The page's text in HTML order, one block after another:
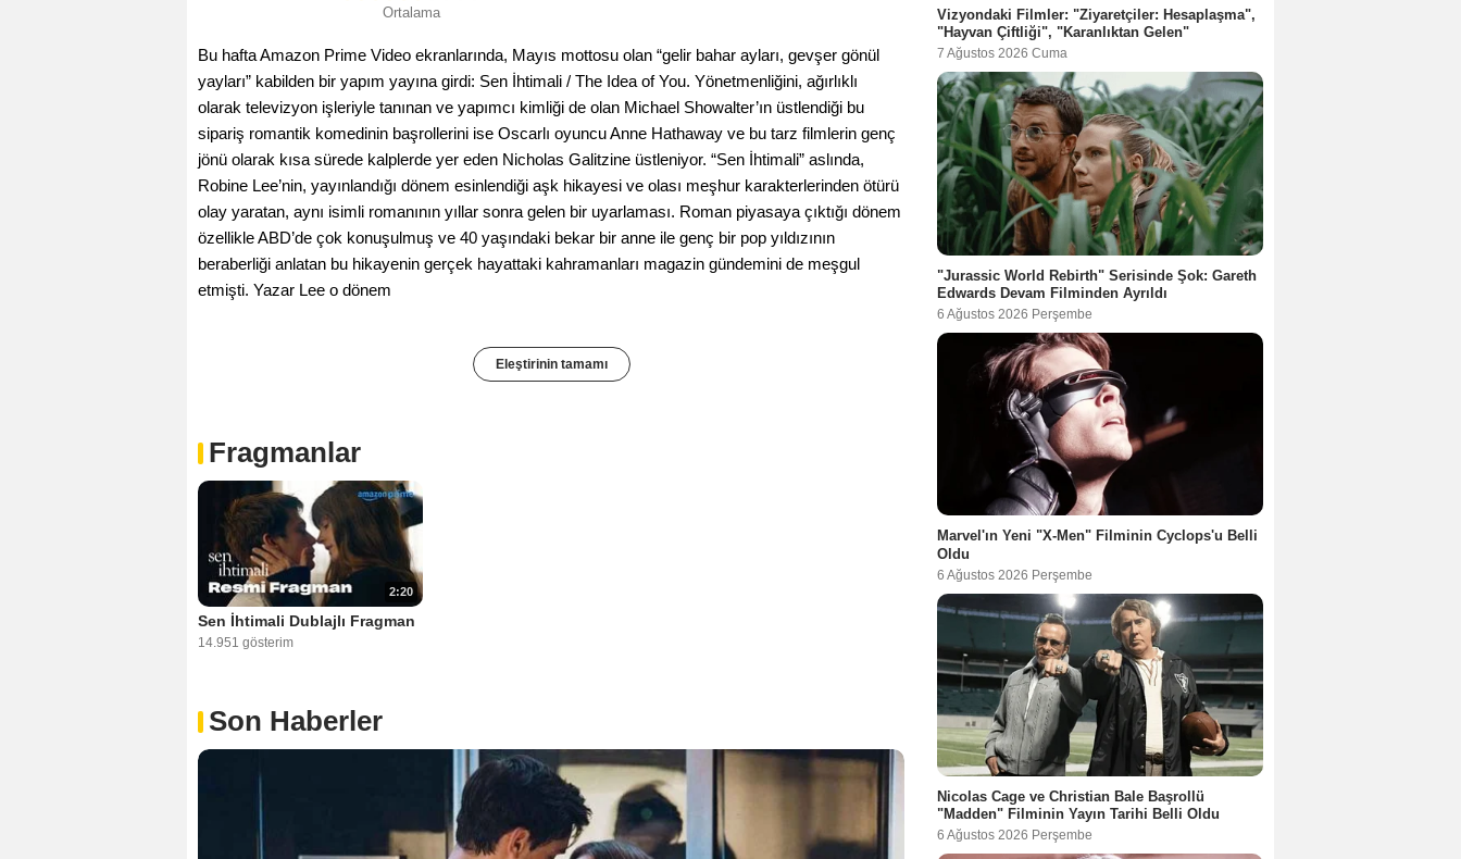
Ortalama
Bu hafta Amazon Prime Video ekranlarında, Mayıs mottosu olan “gelir bahar ayları, gevşer gönül
yayları” kabilden bir yapım yayına girdi: Sen İhtimali / The Idea of You. Yönetmenliğini, ağırlıklı
olarak televizyon işleriyle tanınan ve yapımcı kimliği de olan Michael Showalter’ın üstlendiği bu
sipariş romantik komedinin başrollerini ise Oscarlı oyuncu Anne Hathaway ve bu tarz filmlerin genç
jönü olarak kısa sürede kalplerde yer eden Nicholas Galitzine üstleniyor. “Sen İhtimali” aslında,
Robine Lee’nin, yayınlandığı dönem esinlendiği aşk hikayesi ve olası meşhur karakterlerinden ötürü
olay yaratan, aynı isimli romanının yıllar sonra gelen bir uyarlaması. Roman piyasaya çıktığı dönem
özellikle ABD’de çok konuşulmuş ve 40 yaşındaki bekar bir anne ile genç bir pop yıldızının
beraberliği anlatan bu hikayenin gerçek hayattaki kahramanları magazin gündemini de meşgul
etmişti. Yazar Lee o dönem
Eleştirinin tamamı
Fragmanlar
2:20
Sen İhtimali Dublajlı Fragman
14.951 gösterim
Son Haberler
Vizyondaki Filmler: "Ziyaretçiler: Hesaplaşma",
"Hayvan Çiftliği", "Karanlıktan Gelen"
7 Ağustos 2026 Cuma
"Jurassic World Rebirth" Serisinde Şok: Gareth
Edwards Devam Filminden Ayrıldı
6 Ağustos 2026 Perşembe
Marvel'ın Yeni "X-Men" Filminin Cyclops'u Belli
Oldu
6 Ağustos 2026 Perşembe
Nicolas Cage ve Christian Bale Başrollü
"Madden" Filminin Yayın Tarihi Belli Oldu
6 Ağustos 2026 Perşembe